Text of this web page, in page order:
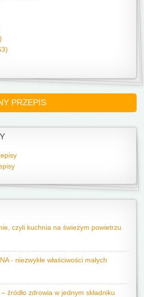
PRZEPIS
czyli kuchnia na świeżym powietrzu
- niezwykłe właściwości małych
źródło zdrowia w jednym składniku